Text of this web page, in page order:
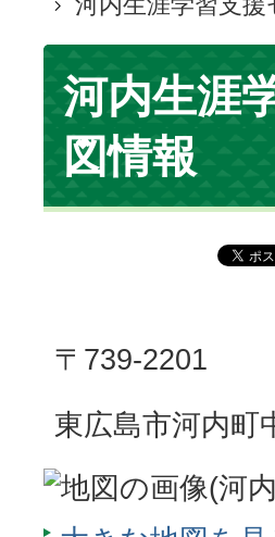
位
置
河内生涯
図情報
〒739-2201
東広島市河内町